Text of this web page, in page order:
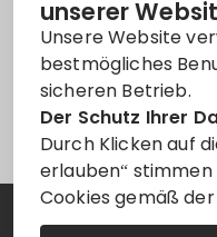
unserer
Unsere Website
bestmögliches
sicheren Betrieb.
Der Schutz Ihrer
Durch Klicken auf
erlauben“
Cookies gemäß der
Felhívás
Leider ist der Eintrag